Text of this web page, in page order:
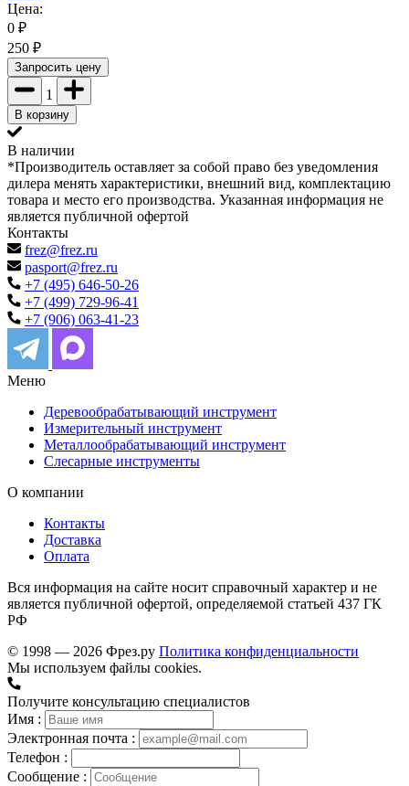
Цена:
0 ₽
250 ₽
Запросить цену
1
В корзину
В наличии
*Производитель оставляет за собой право без уведомления
дилера менять характеристики, внешний вид, комплектацию
товара и место его производства. Указанная информация не
является публичной офертой
Контакты
frez@frez.ru
pasport@frez.ru
+7 (495) 646-50-26
+7 (499) 729-96-41
+7 (906) 063-41-23
Меню
Деревообрабатывающий инструмент
Измерительный инструмент
Металлообрабатывающий инструмент
Слесарные инструменты
О компании
Контакты
Доставка
Оплата
Вся информация на сайте носит справочный характер и не
является публичной офертой, определяемой статьей 437 ГК
РФ
© 1998 — 2026 Фрез.ру Политика конфиденциальности
Мы используем файлы cookies.
Получите консультацию специалистов
Имя :
Электронная почта :
Телефон :
Сообщение :